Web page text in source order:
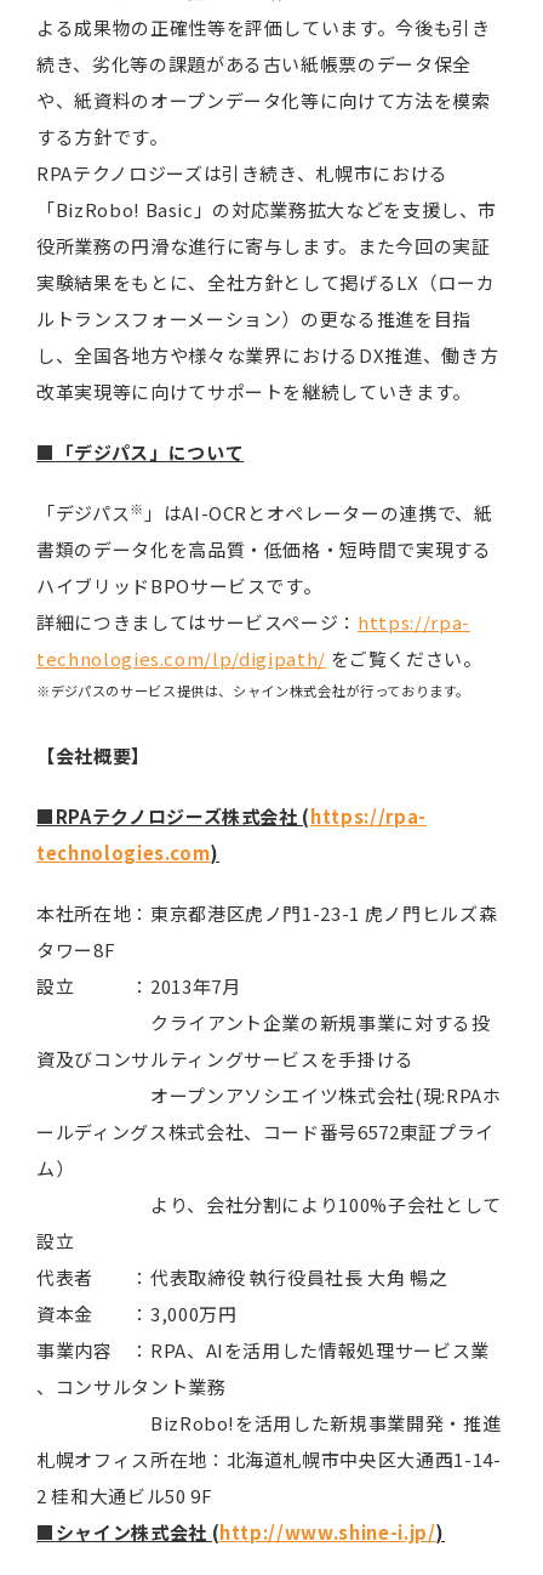
よる成果物の正確性等を評価しています。今後も引き
続き、劣化等の課題がある古い紙帳票のデータ保全
や、紙資料のオープンデータ化等に向けて方法を模索
する方針です。
RPAテクノロジーズは引き続き、札幌市における
「BizRobo! Basic」の対応業務拡大などを支援し、市
役所業務の円滑な進行に寄与します。また今回の実証
実験結果をもとに、全社方針として掲げるLX（ローカ
ルトランスフォーメーション）の更なる推進を目指
し、全国各地方や様々な業界におけるDX推進、働き方
改革実現等に向けてサポートを継続していきます。
■ 「デジパス」について
「デジパス※ 」はAI-OCRとオペレーターの連携で、紙
書類のデータ化を高品質・低価格・短時間で実現する
ハイブリッドBPOサービスです。
詳細につきましてはサービスページ： https://rpa-
technologies.com/lp/digipath/ をご覧ください。
※デジパスのサービス提供は、シャイン株式会社が行っております。
【会社概要】
■RPAテクノロジーズ株式会社 (https://rpa-
technologies.com)
本社所在地：東京都港区虎ノ門1-23-1 虎ノ門ヒルズ森
タワー8F
設立 ：2013年7月
クライアント企業の新規事業に対する投
資及びコンサルティングサービスを手掛ける
オープンアソシエイツ株式会社(現:RPAホ
ールディングス株式会社、コード番号6572東証プライ
ム）
より、会社分割により100%子会社として
設立
代表者 ：代表取締役 執行役員社長 大角 暢之
資本金 ：3,000万円
事業内容 ：RPA、AIを活用した情報処理サービス業
、コンサルタント業務
BizRobo!を活用した新規事業開発・推進
札幌オフィス所在地：北海道札幌市中央区大通西1-14-
2 桂和大通ビル50 9F
■シャイン株式会社 (http://www.shine-i.jp/)